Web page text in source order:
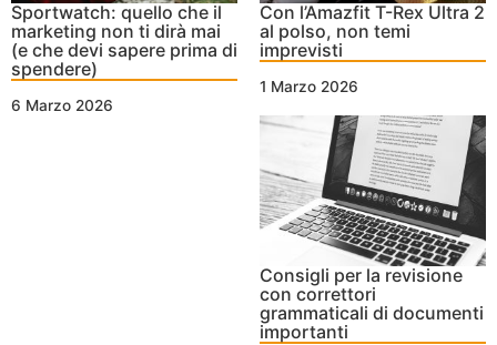
Sportwatch: quello che il
marketing non ti dirà mai
(e che devi sapere prima di
spendere)
6 Marzo 2026
Con l’Amazfit T-Rex Ultra 2
al polso, non temi
imprevisti
1 Marzo 2026
Consigli per la revisione
con correttori
grammaticali di documenti
importanti